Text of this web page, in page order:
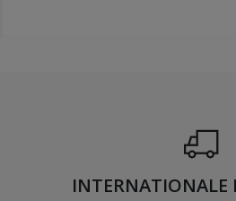
INTERNATIONALE